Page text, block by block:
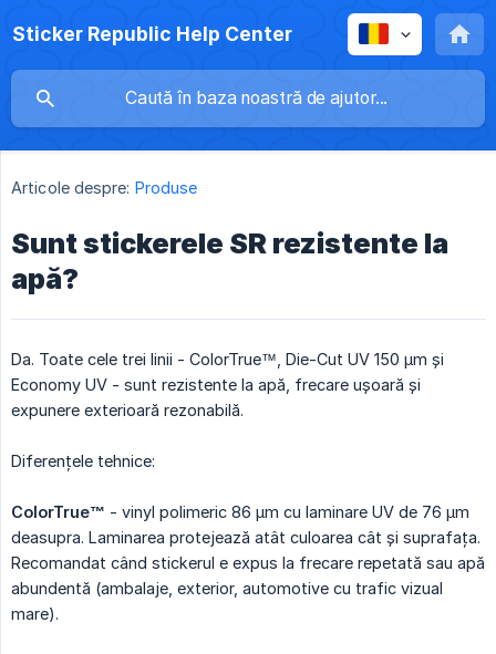
Sticker Republic Help Center
Articole despre: Produse
Sunt stickerele SR rezistente la
apă?
Da. Toate cele trei linii - ColorTrue™, Die-Cut UV 150 µm și
Economy UV - sunt rezistente la apă, frecare ușoară și
expunere exterioară rezonabilă.
Diferențele tehnice:
ColorTrue™ - vinyl polimeric 86 µm cu laminare UV de 76 µm
deasupra. Laminarea protejează atât culoarea cât și suprafața.
Recomandat când stickerul e expus la frecare repetată sau apă
abundentă (ambalaje, exterior, automotive cu trafic vizual
mare).